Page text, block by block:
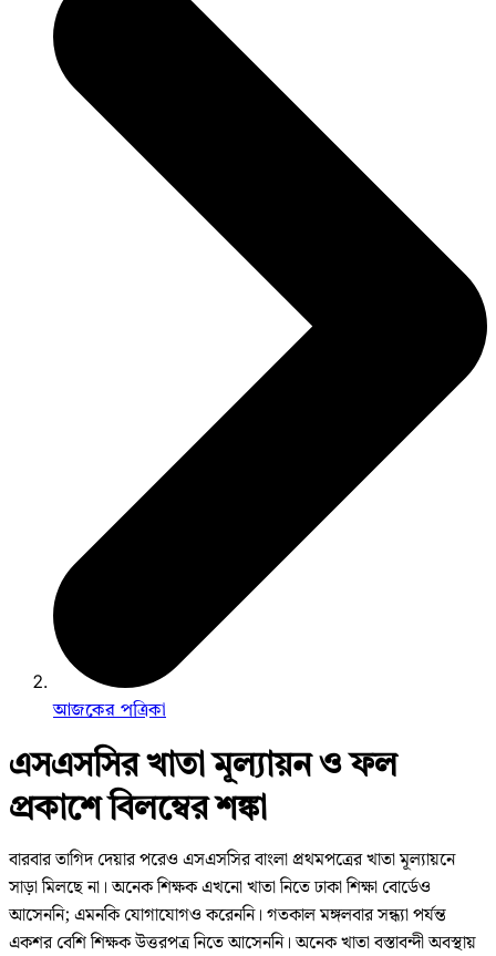
আজকের পত্রিকা
এসএসসির খাতা মূল্যায়ন ও ফল
প্রকাশে বিলম্বের শঙ্কা
বারবার তাগিদ দেয়ার পরেও এসএসসির বাংলা প্রথমপত্রের খাতা মূল্যায়নে
সাড়া মিলছে না। অনেক শিক্ষক এখনো খাতা নিতে ঢাকা শিক্ষা বোর্ডেও
আসেননি; এমনকি যোগাযোগও করেননি। গতকাল মঙ্গলবার সন্ধ্যা পর্যন্ত
একশর বেশি শিক্ষক উত্তরপত্র নিতে আসেননি। অনেক খাতা বস্তাবন্দী অবস্থায়